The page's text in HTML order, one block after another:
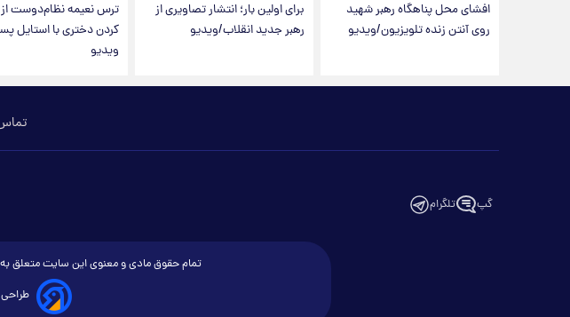
افشای محل پناهگاه‌ رهبر شهید
روی آنتن زنده تلویزیون/ویدیو
برای اولین بار؛ انتشار تصاویری از
رهبر جدید انقلاب/ویدیو
ترس نعیمه نظام‌دوست
کردن دختری با استایل
ویدیو
گپ تلگرام
تمام حقوق مادی و معنوی این سایت متعلق به